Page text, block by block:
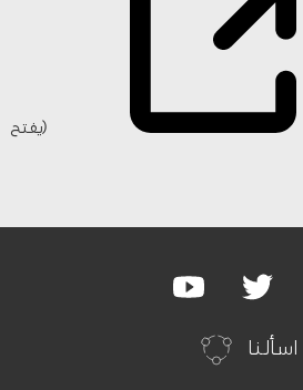
(يفتح
Facebook
Twitter
Youtube
اسألنا